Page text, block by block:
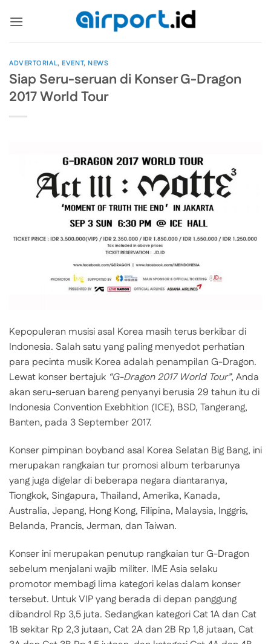
ADVERTORIAL,EVENT,NEWS
Siap Seru-seruan di Konser G-Dragon
2017 World Tour
Kepopuleran musisi asal Korea masih terus berkibar di
Indonesia. Salah satu yang paling menyedot perhatian
para pecinta musik Korea adalah penampilan G-Dragon.
Lewat konser bertajuk “G-Dragon 2017 World Tour”, Anda
akan seru-seruan bareng penyanyi berusia 29 tahun itu di
Indonesia Convention Exebhition (ICE), BSD, Tangerang,
Banten, pada 3 September 2017.
Konser pimpinan boyband asal Korea Selatan Big Bang, ini
merupakan rangkaian tur promosi album terbarunya
yang juga digelar di beberapa negara diantaranya,
Tiongkok, Singapura, Thailand, Amerika, Kanada,
Australia, Jepang, Hong Kong, Filipina, Malaysia, Inggris,
Belanda, Prancis, Jerman, dan Taiwan.
Konser ini merupakan penutup rangkaian tur G-Dragon
sebelum menjalani wajib militer. IME Asia selaku
promotor membagi lima kategori kelas dalam konser
tersebut. Untuk VIP yang berada di depan panggung
dibandrol Rp 3,5 juta. Sedangkan kategori Cat 1A dan Cat
1B sekitar Rp 2,3 jutaan, Cat 2A dan 2B Rp 1,8 jutaan, Cat